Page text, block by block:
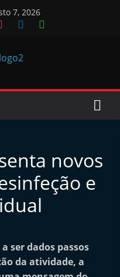
7, 2026
novos
e
ser dados passos
da atividade, a